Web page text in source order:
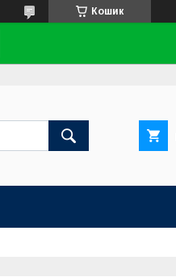
Кошик